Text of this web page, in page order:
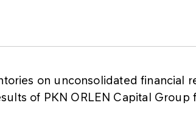
on unconsolidated financial
of PKN ORLEN Capital Group